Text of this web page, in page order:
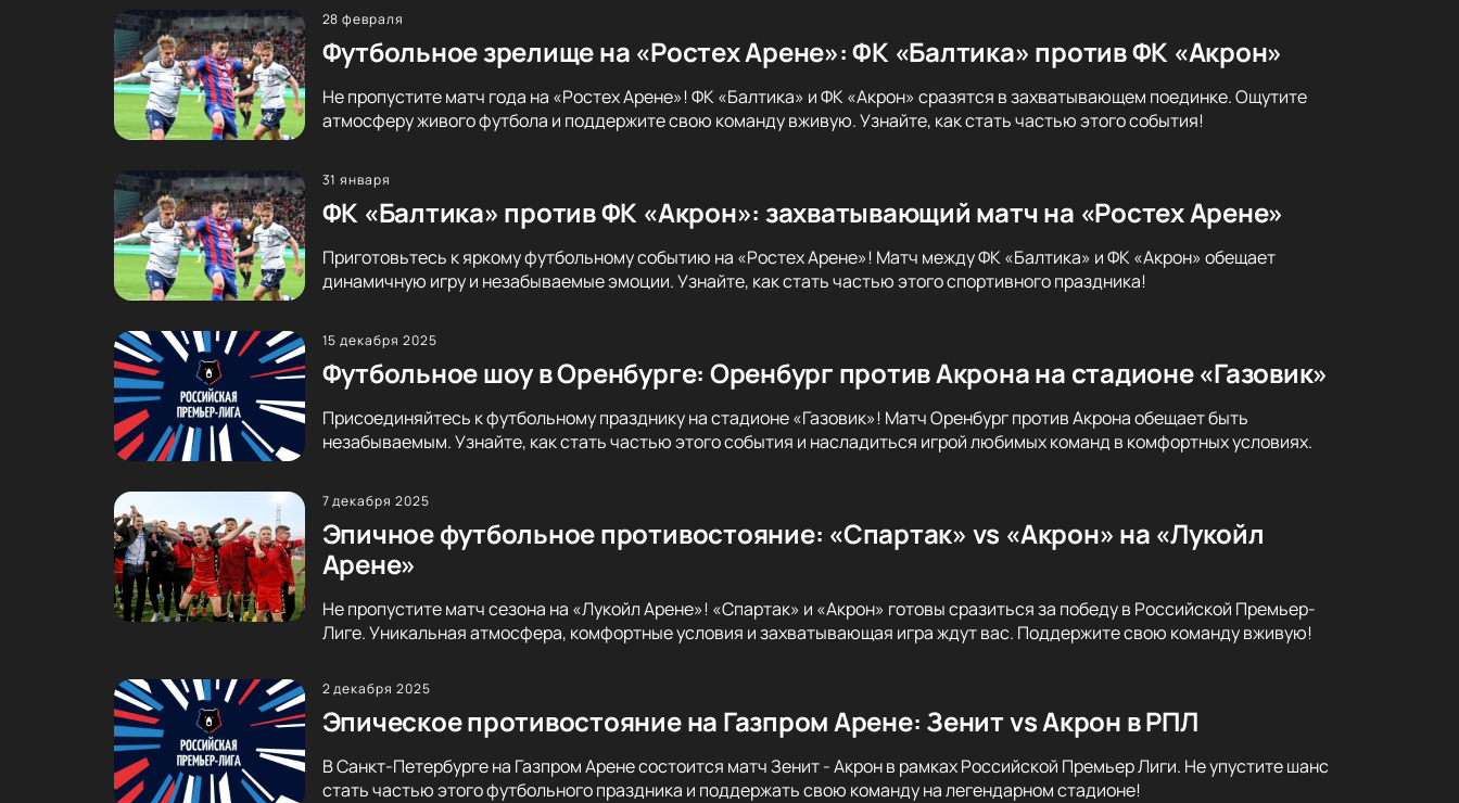
28 февраля
Футбольное зрелище на «Ростех Арене»: ФК «Балтика» против ФК «Акрон»
Не пропустите матч года на «Ростех Арене»! ФК «Балтика» и ФК «Акрон» сразятся в захватывающем поединке. Ощутите
атмосферу живого футбола и поддержите свою команду вживую. Узнайте, как стать частью этого события!
31 января
ФК «Балтика» против ФК «Акрон»: захватывающий матч на «Ростех Арене»
Приготовьтесь к яркому футбольному событию на «Ростех Арене»! Матч между ФК «Балтика» и ФК «Акрон» обещает
динамичную игру и незабываемые эмоции. Узнайте, как стать частью этого спортивного праздника!
15 декабря 2025
Футбольное шоу в Оренбурге: Оренбург против Акрона на стадионе «Газовик»
Присоединяйтесь к футбольному празднику на стадионе «Газовик»! Матч Оренбург против Акрона обещает быть
незабываемым. Узнайте, как стать частью этого события и насладиться игрой любимых команд в комфортных условиях.
7 декабря 2025
Эпичное футбольное противостояние: «Спартак» vs «Акрон» на «Лукойл
Арене»
Не пропустите матч сезона на «Лукойл Арене»! «Спартак» и «Акрон» готовы сразиться за победу в Российской Премьер-
Лиге. Уникальная атмосфера, комфортные условия и захватывающая игра ждут вас. Поддержите свою команду вживую!
2 декабря 2025
Эпическое противостояние на Газпром Арене: Зенит vs Акрон в РПЛ
В Санкт-Петербурге на Газпром Арене состоится матч Зенит - Акрон в рамках Российской Премьер Лиги. Не упустите шанс
стать частью этого футбольного праздника и поддержать свою команду на легендарном стадионе!